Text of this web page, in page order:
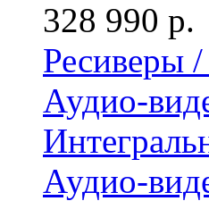
328 990 р.
Ресиверы
Аудио-
Аудио-